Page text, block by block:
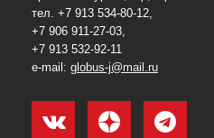
тел. +7 913 534-80-12,
+7 906 911-27-03,
+7 913 532-92-11
e-mail: globus-j@mail.ru